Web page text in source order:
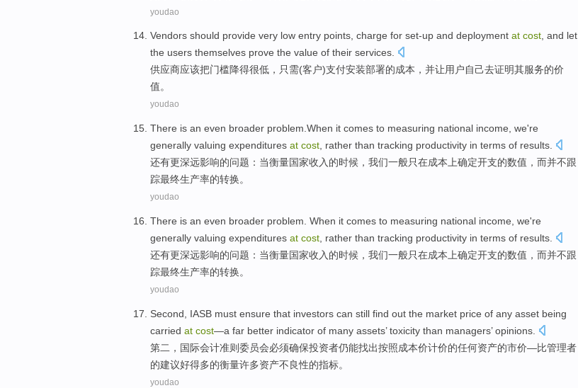
youdao
Vendors should provide very low entry points, charge for set-up and deployment at cost, and let
the users themselves prove the value of their services.
供应商应该把门槛降得很低，只需(客户)支付安装部署的成本 ， 并让用户自己去证明其服务的价
值。
youdao
There is an even broader problem.When it comes to measuring national income we're
generally valuing expenditures at cost rather than tracking productivity in terms of results.
还有更深远影响的问题： 当衡量国家收入 的时候， 我们一般只在成本 上确定开支的数值， 而并不跟
踪最终生产率的转换。
youdao
There is an even broader problem When it comes to measuring national income we're
generally valuing expenditures at cost rather than tracking productivity in terms of results.
还有更深远影响的问题 ： 当衡量国家收入 的时候， 我们一般只在成本 上确定开支的数值， 而并不跟
踪最终生产率的转换。
youdao
Second IASB must ensure that investors can still find out the market price of any asset being
carried at cost—a far better indicator of many assets’ toxicity than managers’opinions
第二 ， 国际会计准则委员会必须确保投资者仍能找出按照成本价计价的任何资产的市价—比管理者
的建议好得多的衡量许多资产不良性的指标。
youdao